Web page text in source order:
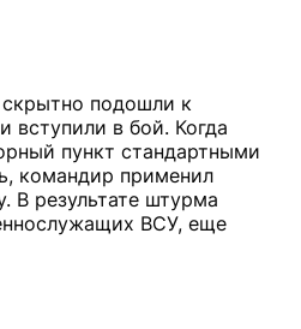
подошли к
вступили в бой. Когда
пункт стандартными
командир применил
В результате штурма
ВСУ, еще